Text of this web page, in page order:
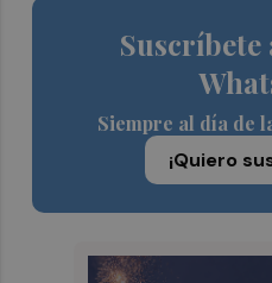
Suscríbete
Siempre al día de
¡Quiero